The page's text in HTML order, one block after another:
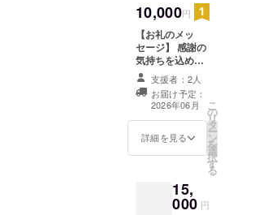
10,000円
【お礼のメッ
セージ】 感謝の
気持ちを込め
て、お礼のメッ
セージと直筆
メッセージと新
商品のパンフ
レットをお送り
します。 (三つ折
りメッセージ/便
リーフレット/A4
支援者：2人
お届け予定：
2026年06月
詳細を見る
こ
の
リ
タ
ー
ン
を
選
択
す
る
15,
000 円